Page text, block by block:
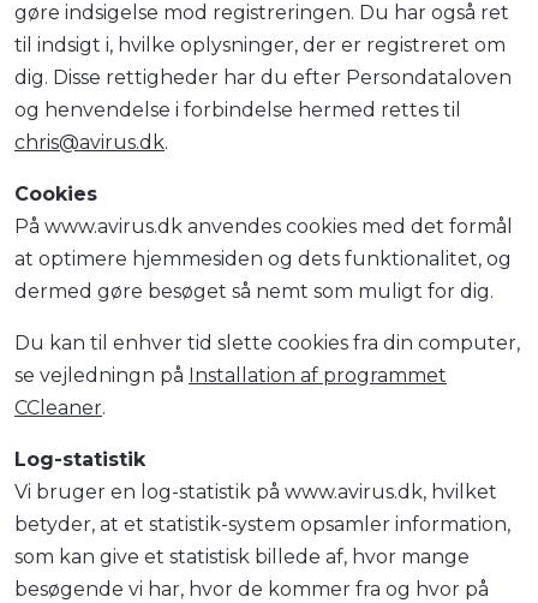
gøre indsigelse mod registreringen. Du har også ret
til indsigt i, hvilke oplysninger, der er registreret om
dig. Disse rettigheder har du efter Persondataloven
og henvendelse i forbindelse hermed rettes til
chris@avirus.dk.
Cookies
På www.avirus.dk anvendes cookies med det formål
at optimere hjemmesiden og dets funktionalitet, og
dermed gøre besøget så nemt som muligt for dig.
Du kan til enhver tid slette cookies fra din computer,
se vejledningn på Installation af programmet
CCleaner.
Log-statistik
Vi bruger en log-statistik på www.avirus.dk, hvilket
betyder, at et statistik-system opsamler information,
som kan give et statistisk billede af, hvor mange
besøgende vi har, hvor de kommer fra og hvor på